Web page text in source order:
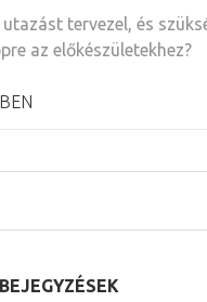
tervezel, és
az előkészületekhez?